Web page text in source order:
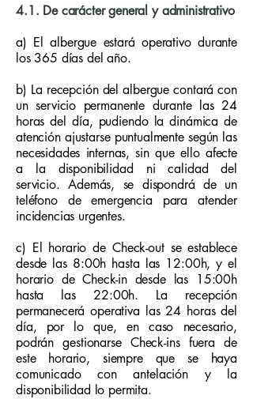
4.1. De carácter general y administrativo
a) El albergue estará operativo durante
los 365 días del año.
b) La recepción del albergue contará con
un servicio permanente durante las 24
horas del día, pudiendo la dinámica de
atención ajustarse puntualmente según las
necesidades internas, sin que ello afecte
a la disponibilidad ni calidad del
servicio. Además, se dispondrá de un
teléfono de emergencia para atender
incidencias urgentes.
c) El horario de Check-out se establece
desde las 8:00h hasta las 12:00h, y el
horario de Check-in desde las 15:00h
hasta las 22:00h. La recepción
permanecerá operativa las 24 horas del
día, por lo que, en caso necesario,
podrán gestionarse Check-ins fuera de
este horario, siempre que se haya
comunicado con antelación y la
disponibilidad lo permita.